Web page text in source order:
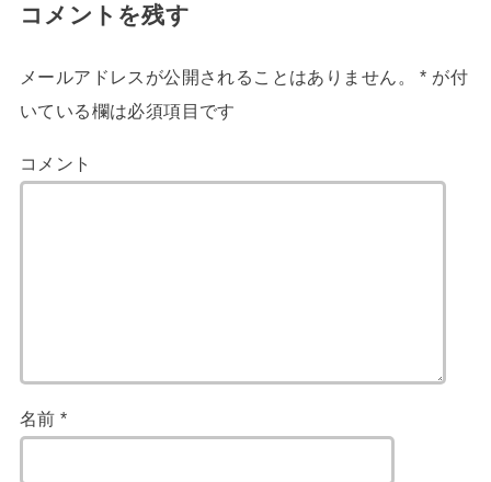
コメントを残す
メールアドレスが公開されることはありません。 * が付
いている欄は必須項目です
コメント
名前*